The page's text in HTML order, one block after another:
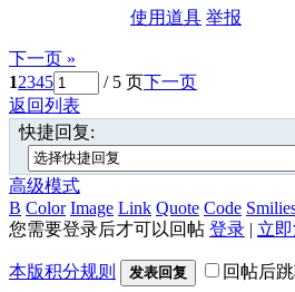
使用道具 举报
下一页 »
12345 / 5 页下一页
返回列表
快捷回复:
高级模式
B Color Image Link Quote Code
您需要登录后才可以回帖 登录 | 立
本版积分规则 发表回复 回帖后